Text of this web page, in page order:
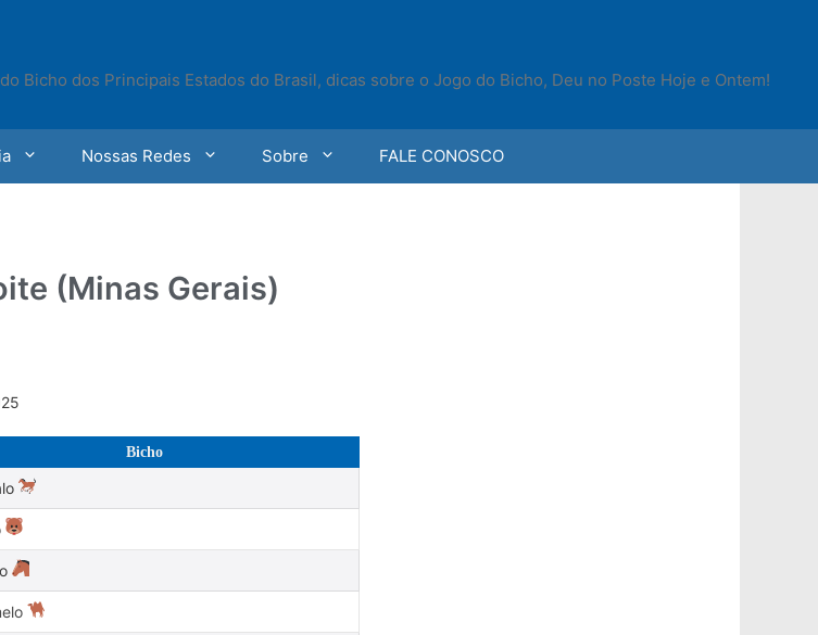
Bicho dos Principais Estados do Brasil, dicas sobre o Jogo do Bicho, Deu no Poste Hoje e Ontem!
Nossas Redes Sobre FALE CONOSCO
(Minas Gerais)
Bicho